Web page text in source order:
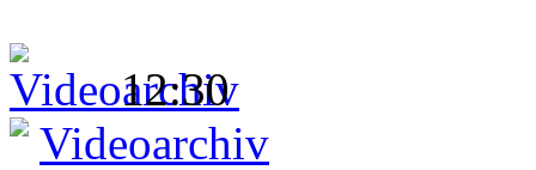
12:30
Videoarchiv